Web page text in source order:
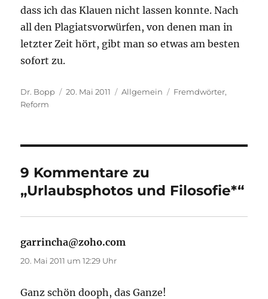
dass ich das Klauen nicht lassen konnte. Nach
all den Plagiatsvorwürfen, von denen man in
letzter Zeit hört, gibt man so etwas am besten
sofort zu.
Autor
Dr. Bopp
Veröffentlicht
20. Mai 2011 Kategorien
Allgemein Schlagwörter
Fremdwörter,
Reform
9 Kommentare zu
„Urlaubsphotos und Filosofie*“
garrincha@zoho.com
20. Mai 2011 um 12:29 Uhr
Ganz schön dooph, das Ganze!